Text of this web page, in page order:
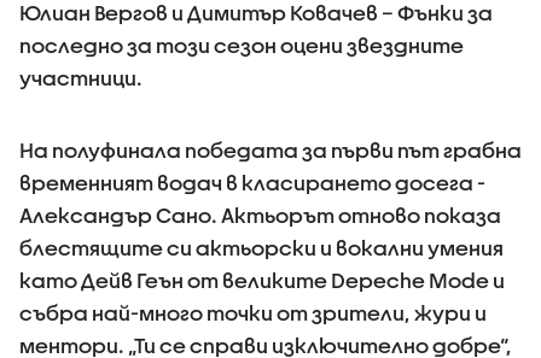
Юлиан Вергов и Димитър Ковачев – Фънки за
последно за този сезон оцени звездните
участници.
На полуфинала победата за първи път грабна
временният водач в класирането досега -
Александър Сано. Актьорът отново показа
блестящите си актьорски и вокални умения
като Дейв Геън от великите Depeche Mode и
събра най-много точки от зрители, жури и
ментори. „Ти се справи изключително добре“,